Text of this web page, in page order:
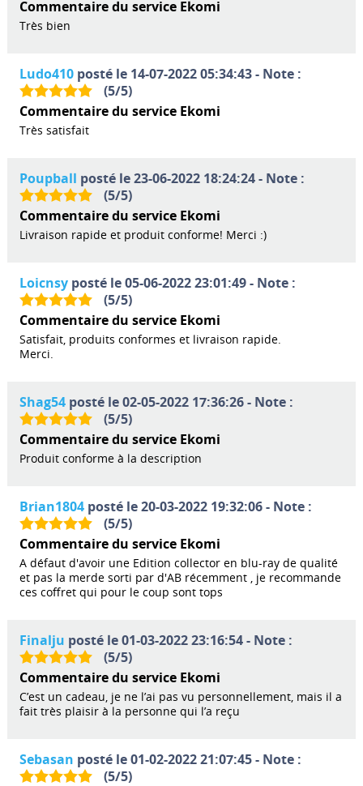
Commentaire du service Ekomi
Très bien
Ludo410posté le 14-07-2022 05:34:43 - Note :
(5/5)
Commentaire du service Ekomi
Très satisfait
Poupball posté le 23-06-2022 18:24:24 - Note :
(5/5)
Commentaire du service Ekomi
Livraison rapide et produit conforme! Merci :)
Loicnsyposté le 05-06-2022 23:01:49 - Note :
(5/5)
Commentaire du service Ekomi
Satisfait, produits conformes et livraison rapide.
Merci.
Shag54posté le 02-05-2022 17:36:26 - Note :
(5/5)
Commentaire du service Ekomi
Produit conforme à la description
Brian1804posté le 20-03-2022 19:32:06 - Note :
(5/5)
Commentaire du service Ekomi
A défaut d'avoir une Edition collector en blu-ray de qualité
et pas la merde sorti par d'AB récemment , je recommande
ces coffret qui pour le coup sont tops
Finalju posté le 01-03-2022 23:16:54 - Note :
(5/5)
Commentaire du service Ekomi
C’est un cadeau, je ne l’ai pas vu personnellement, mais il a
fait très plaisir à la personne qui l’a reçu
Sebasan posté le 01-02-2022 21:07:45 - Note :
(5/5)